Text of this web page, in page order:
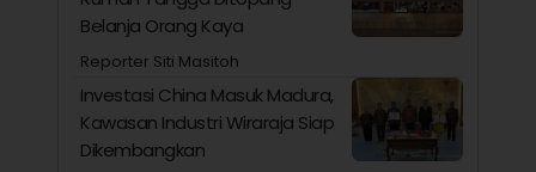
Belanja Orang Kaya
Reporter Siti Masitoh
Investasi China Masuk Madura,
Kawasan Industri Wiraraja Siap
Dikembangkan